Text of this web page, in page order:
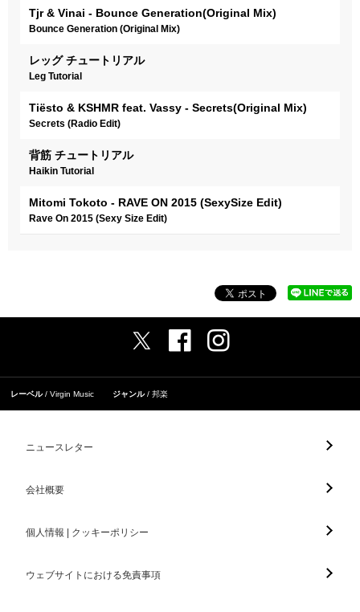
Tjr & Vinai - Bounce Generation(Original Mix)
Bounce Generation (Original Mix)
レッグ チュートリアル
Leg Tutorial
Tiësto & KSHMR feat. Vassy - Secrets(Original Mix)
Secrets (Radio Edit)
背筋 チュートリアル
Haikin Tutorial
Mitomi Tokoto - RAVE ON 2015 (SexySize Edit)
Rave On 2015 (Sexy Size Edit)
レーベル Virgin Music ジャンル 邦楽
ニュースレター
会社概要
個人情報 | クッキーポリシー
ウェブサイトにおける免責事項